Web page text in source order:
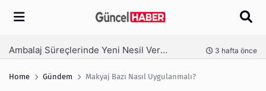
Arama
Ambalaj Süreçlerinde Yeni Nesil Verimliliği Olimpack ile Yakalayın 3 hafta önce
Home Gündem Makyaj Bazı Nasıl Uygulanmalı?